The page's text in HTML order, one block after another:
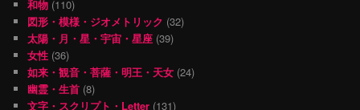
和物 (110)
図形・模様・ジオメトリック (32)
太陽・月・星・宇宙・星座 (39)
女性 (36)
如来・観音・菩薩・明王・天女 (24)
幽霊・生首 (8)
文字・スクリプト・Letter (131)